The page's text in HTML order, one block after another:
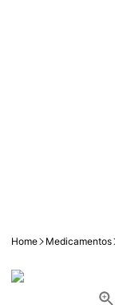
Home Medicamentos